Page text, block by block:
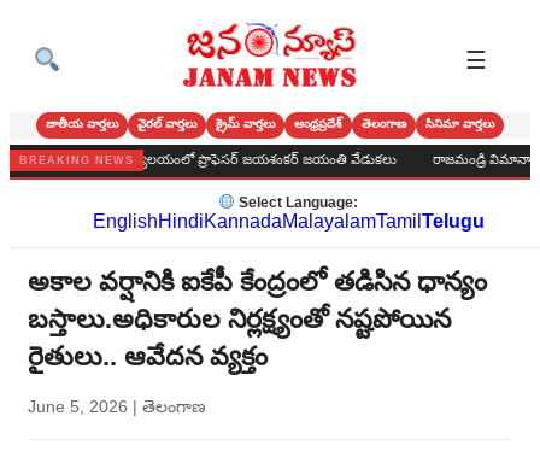
☰
జాతీయ వార్తలు వైరల్ వార్తలు క్రైమ్ వార్తలు ఆంధ్రప్రదేశ్ తెలంగాణ సినిమా వార్తలు
BREAKING NEWS
పురపాలక కార్యాలయంలో ప్రొఫెసర్ జయశంకర్ జయంతి వేడుకలు రాజమండ్రి విమానాశ్రయంలో
Select Language:
EnglishHindiKannadaMalayalamTamil Telugu
అకాల వర్షానికి ఐకేపీ కేంద్రంలో తడిసిన ధాన్యం
బస్తాలు.అధికారుల నిర్లక్ష్యంతో నష్టపోయిన
రైతులు.. ఆవేదన వ్యక్తం
June 5, 2026 | తెలంగాణ